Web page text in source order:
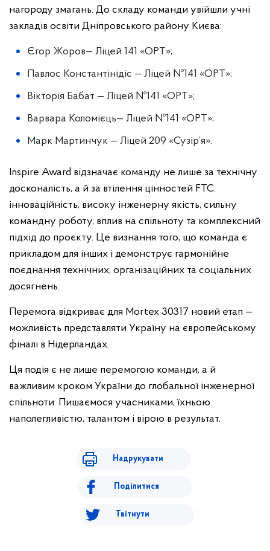
нагороду змагань. До складу команди увійшли учні
закладів освіти Дніпровського району Києва:
Єгор Жоров— Ліцей 141 «ОРТ»;
Павлос Константінідіс — Ліцей №141 «ОРТ»;
Вікторія Бабат — Ліцей №141 «ОРТ»;
Варвара Коломієць— Ліцей №141 «ОРТ»;
Марк Мартинчук — Ліцей 209 «Сузір’я».
Inspire Award відзначає команду не лише за технічну
досконалість, а й за втілення цінностей FTC:
інноваційність, високу інженерну якість, сильну
командну роботу, вплив на спільноту та комплексний
підхід до проєкту. Це визнання того, що команда є
прикладом для інших і демонструє гармонійне
поєднання технічних, організаційних та соціальних
досягнень.
Перемога відкриває для Mortex 30317 новий етап —
можливість представляти Україну на європейському
фіналі в Нідерландах.
Ця подія є не лише перемогою команди, а й
важливим кроком України до глобальної інженерної
спільноти. Пишаємося учасниками, їхньою
наполегливістю, талантом і вірою в результат.
Надрукувати
Поділитися
Твітнути